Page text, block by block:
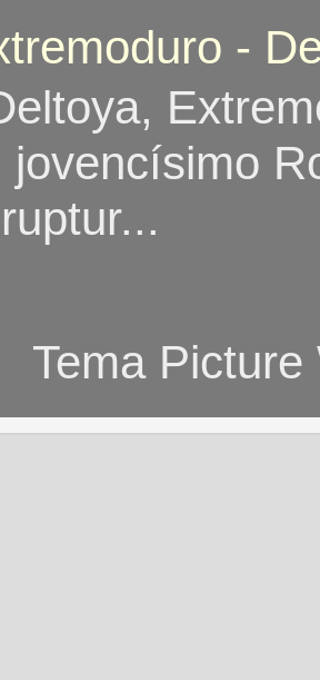
-
jovencísimo
Tema